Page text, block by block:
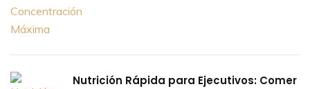
Nutrición Rápida para Ejecutivos: Comer